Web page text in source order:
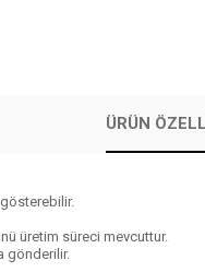
ÜRÜN
üretim süreci mevcuttur.
gönderilir.